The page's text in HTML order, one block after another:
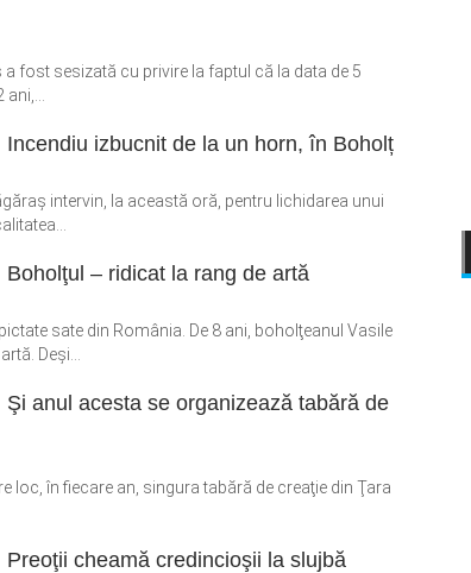
fost sesizată cu privire la faptul că la data de 5
Incendiu izbucnit de la un horn, în Boholț
intervin, la această oră, pentru lichidarea unui
Boholţul – ridicat la rang de artă
sate din România. De 8 ani, boholţeanul Vasile
Deşi...
Şi anul acesta se organizează tabără de
loc, în fiecare an, singura tabără de creaţie din Ţara
Preoţii cheamă credincioşii la slujbă